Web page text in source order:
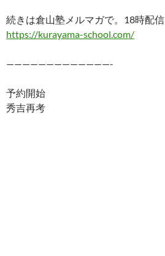
続きは倉山塾メルマガで。18時配信
https://kurayama-school.com/
—————————————-
予約開始
秀吉再考